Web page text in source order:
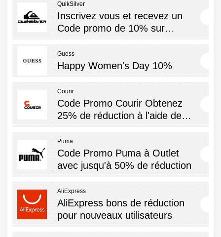
QuikSilver
Inscrivez vous et recevez un
Code promo de 10% sur…
Guess
Happy Women's Day 10%
Courir
Code Promo Courir Obtenez
25% de réduction à l'aide de…
Puma
Code Promo Puma à Outlet
avec jusqu'à 50% de réduction
AliExpress
AliExpress bons de réduction
pour nouveaux utilisateurs